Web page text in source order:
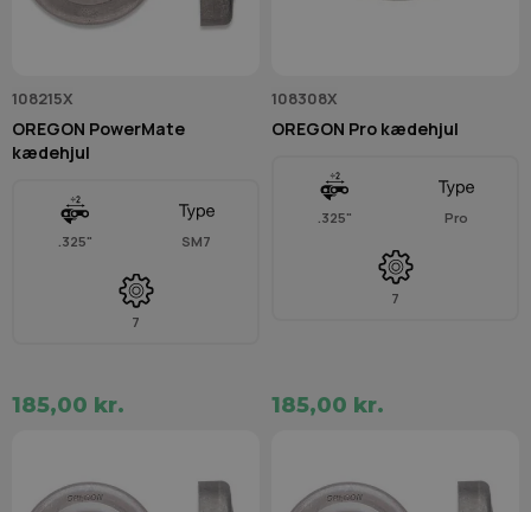
108215X
OREGON PowerMate
kædehjul
.325" SM7
7
185,00 kr.
108308X
OREGON Pro kædehjul
.325" Pro
7
185,00 kr.